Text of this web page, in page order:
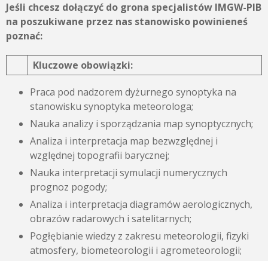
Jeśli chcesz dołączyć do grona specjalistów IMGW-PIB
na poszukiwane przez nas stanowisko powinieneś
poznać:
Kluczowe obowiązki:
Praca pod nadzorem dyżurnego synoptyka na
stanowisku synoptyka meteorologa;
Nauka analizy i sporządzania map synoptycznych;
Analiza i interpretacja map bezwzględnej i
względnej topografii barycznej;
Nauka interpretacji symulacji numerycznych
prognoz pogody;
Analiza i interpretacja diagramów aerologicznych,
obrazów radarowych i satelitarnych;
Pogłębianie wiedzy z zakresu meteorologii, fizyki
atmosfery, biometeorologii i agrometeorologii;